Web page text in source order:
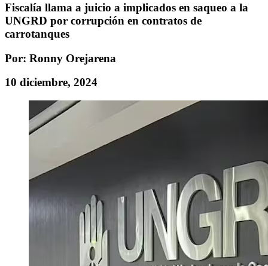
Fiscalía llama a juicio a implicados en saqueo a la
UNGRD por corrupción en contratos de
carrotanques
Por: Ronny Orejarena
10 diciembre, 2024